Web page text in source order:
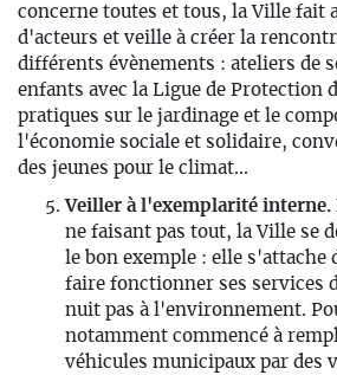
concerne toutes et tous, la Ville fait
d'acteurs et veille à créer la
différents évènements : ateliers de
enfants avec la Ligue de Protection
pratiques sur le jardinage et le
l'économie sociale et solidaire,
des jeunes pour le climat...
Veiller à l'exemplarité interne.
ne faisant pas tout, la Ville se
le bon exemple : elle s'attache
faire fonctionner ses services
nuit pas à l'environnement.
notamment commencé à
véhicules municipaux par des